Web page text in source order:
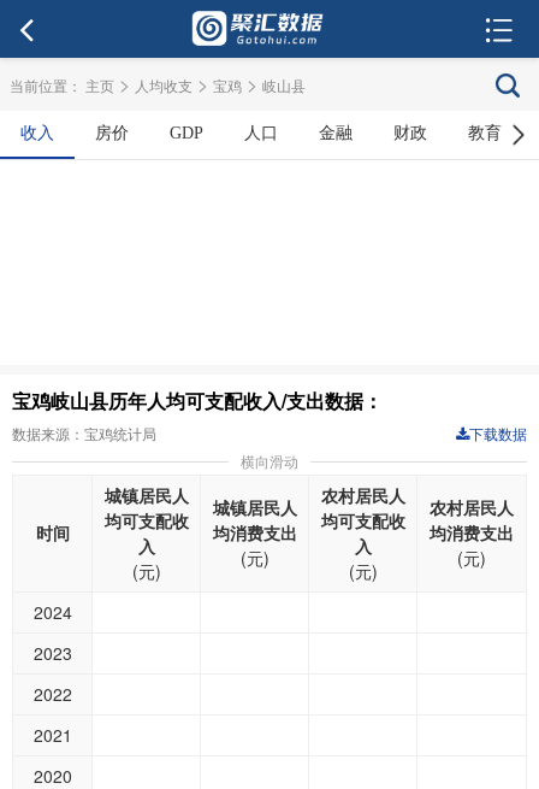
当前位置： 主页 > 人均收支 > 宝鸡 > 岐山县
收入 房价 GDP 人口 金融 财政 教育
宝鸡岐山县历年人均可支配收入/支出数据：
数据来源：宝鸡统计局
下载数据
横向滑动
时间
城镇居民人
均可支配收
入
(元)
城镇居民人
均消费支出
(元)
农村居民人
均可支配收
入
(元)
农村居民人
均消费支出
(元)
2024
2023
2022
2021
2020